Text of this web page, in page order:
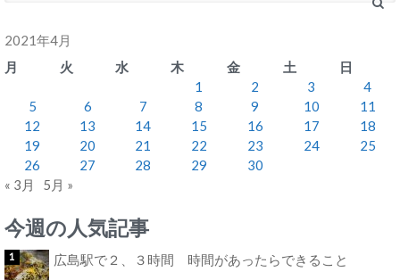
2021年4月
月
火 水 木 金 土
日
1
2 3
4
5
6 7 8 9 10
11
12
13 14 15 16 17
18
19
20 21 22 23 24
25
26
27 28 29
30
« 3月
5月 »
今週の人気記事
広島駅で２、３時間 時間があったらできること